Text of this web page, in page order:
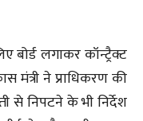
लगाकर कॉन्ट्रैक्ट
मंत्री ने प्राधिकरण की
से निपटने के भी निर्देश